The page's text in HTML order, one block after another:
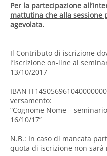
Per la partecipazione
mattutina che alla sessione
agevolata.
Il Contributo di iscrizione
l’iscrizione on-line al
13/10/2017
IBAN
versamento:
“Cognome Nome –
16/10/17”
N.B.: In caso di mancata
quota di iscrizione non sarà